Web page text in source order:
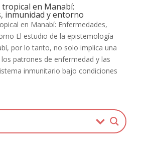
en Manabí:
inmunidad y entorno
en Manabí: Enfermedades,
El estudio de la epistemología
por lo tanto, no solo implica una
patrones de enfermedad y las
inmunitario bajo condiciones